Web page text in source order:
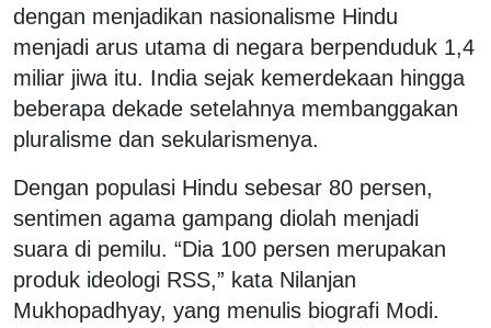
dengan menjadikan nasionalisme Hindu
menjadi arus utama di negara berpenduduk 1,4
miliar jiwa itu. India sejak kemerdekaan hingga
beberapa dekade setelahnya membanggakan
pluralisme dan sekularismenya.
Dengan populasi Hindu sebesar 80 persen,
sentimen agama gampang diolah menjadi
suara di pemilu. “Dia 100 persen merupakan
produk ideologi RSS,” kata Nilanjan
Mukhopadhyay, yang menulis biografi Modi.